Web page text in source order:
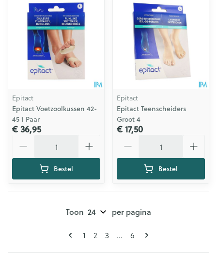
Epitact
Epitact Voetzoolkussen 42-
45 1 Paar
€ 36,95
Bestel
Epitact
Epitact Teenscheiders
Groot 4
€ 17,50
Bestel
Pagina's
U lees momenteel pagina
1 Pagina
2 Pagina
3 ... Pagina
6
Toon per pagina